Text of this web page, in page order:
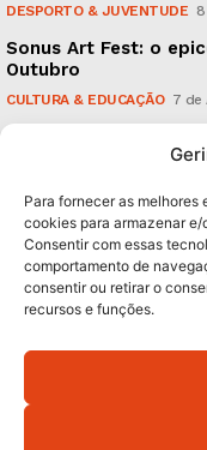
Para fornecer as melhores
cookies para armazenar
Consentir com essas
comportamento de
consentir ou retirar o
recursos e funções.
DESPORTO & JUVENTUDE 8
Sonus Art Fest: o
Outubro
CULTURA & EDUCAÇÃO 7 de
Subscreva